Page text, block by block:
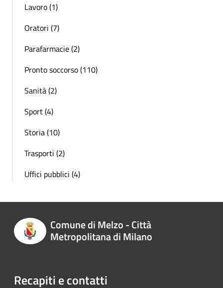
Lavoro (1)
Oratori (7)
Parafarmacie (2)
Pronto soccorso (110)
Sanità (2)
Sport (4)
Storia (10)
Trasporti (2)
Uffici pubblici (4)
Comune di Melzo - Città
Metropolitana di Milano
Recapiti e contatti